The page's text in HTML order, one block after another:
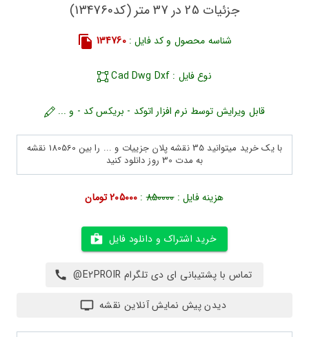
جزئیات 25 در 37 متر (کد134760)
شناسه محصول و کد فایل :134760
نوع فایل : Cad Dwg Dxf
قابل ویرایش توسط نرم افزار اتوکد - بریکس کد - و ...
با یک خرید میتوانید 35 نقشه پلان جزییات و ... را بین 180560 نقشه
به مدت 30 روز دانلود کنید
هزینه فایل :850000
: 205000 تومان
خرید اشتراک و دانلود فایل
تماس با پشتیبانی ای دی تلگرام E2PROIR@
دیدن پیش نمایش آنلاین نقشه